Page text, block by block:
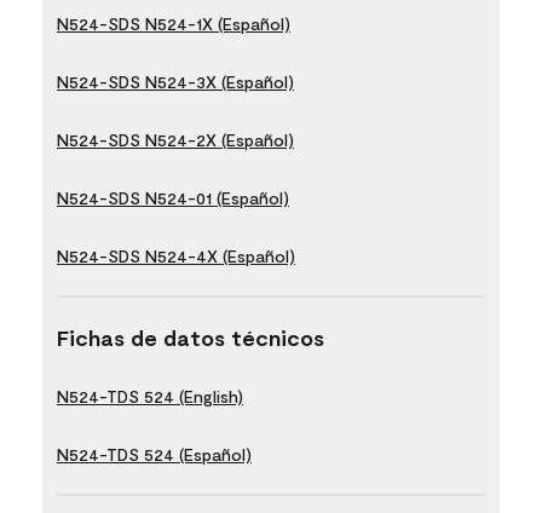
N524-SDS N524-1X (Español)
N524-SDS N524-3X (Español)
N524-SDS N524-2X (Español)
N524-SDS N524-01 (Español)
N524-SDS N524-4X (Español)
Fichas de datos técnicos
N524-TDS 524 (English)
N524-TDS 524 (Español)